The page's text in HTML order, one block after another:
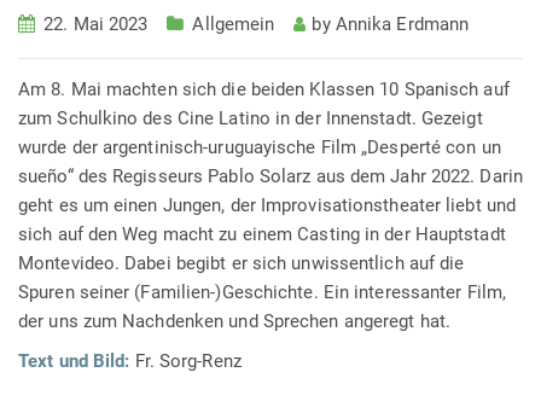
22. Mai 2023 Allgemein by Annika Erdmann
Am 8. Mai machten sich die beiden Klassen 10 Spanisch auf
zum Schulkino des Cine Latino in der Innenstadt. Gezeigt
wurde der argentinisch-uruguayische Film „Desperté con un
sueño“ des Regisseurs Pablo Solarz aus dem Jahr 2022. Darin
geht es um einen Jungen, der Improvisationstheater liebt und
sich auf den Weg macht zu einem Casting in der Hauptstadt
Montevideo. Dabei begibt er sich unwissentlich auf die
Spuren seiner (Familien-)Geschichte. Ein interessanter Film,
der uns zum Nachdenken und Sprechen angeregt hat.
Text und Bild: Fr. Sorg-Renz